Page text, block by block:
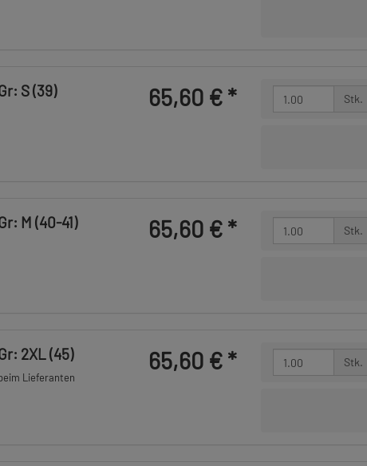
S (39) 65,60 €* Stk.
M (40-41) 65,60 €* Stk.
2XL (45)
Lieferanten
65,60 €* Stk.